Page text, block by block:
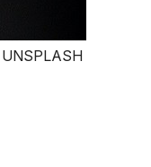
UNSPLASH